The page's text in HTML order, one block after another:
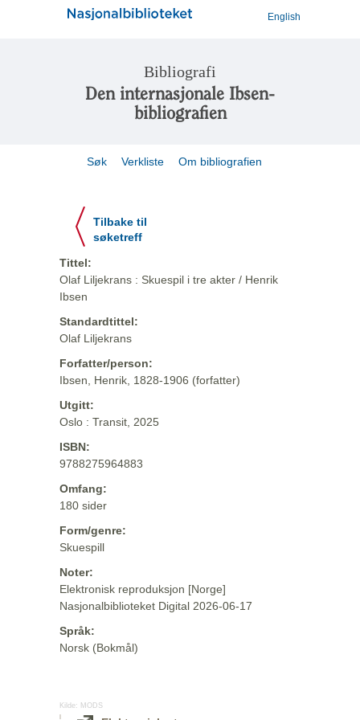
English
Bibliografi
Den internasjonale Ibsen-
bibliografien
Søk Verkliste Om bibliografien
Tilbake til
søketreff
Tittel:
Olaf Liljekrans : Skuespil i tre akter / Henrik
Ibsen
Standardtittel:
Olaf Liljekrans
Forfatter/person:
Ibsen, Henrik, 1828-1906 (forfatter)
Utgitt:
Oslo : Transit, 2025
ISBN:
9788275964883
Omfang:
180 sider
Form/genre:
Skuespill
Noter:
Elektronisk reproduksjon [Norge]
Nasjonalbiblioteket Digital 2026-06-17
Språk:
Norsk (Bokmål)
Kilde: MODS